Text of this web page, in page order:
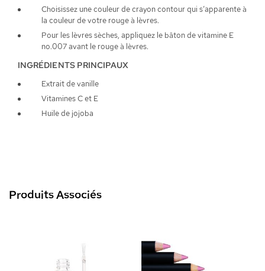
Choisissez une couleur de crayon contour qui s’apparente à
la couleur de votre rouge à lèvres.
Pour les lèvres sèches, appliquez le bâton de vitamine E
no.007 avant le rouge à lèvres.
INGRÉDIENTS PRINCIPAUX
Extrait de vanille
Vitamines C et E
Huile de jojoba
Produits Associés